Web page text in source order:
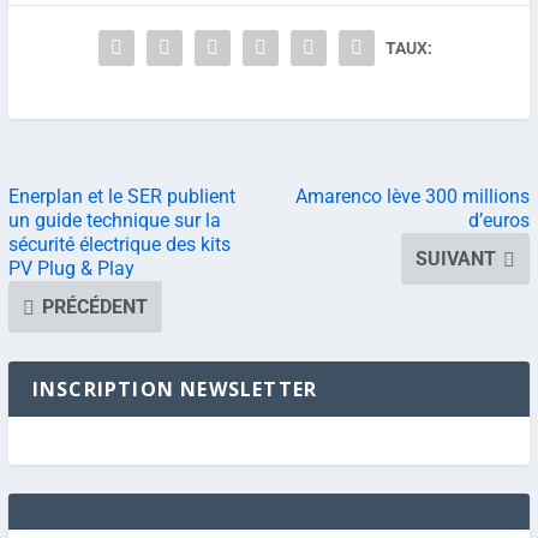
TAUX:
Enerplan et le SER publient
un guide technique sur la
sécurité électrique des kits
PV Plug & Play
PRÉCÉDENT
Amarenco lève 300 millions
d’euros
SUIVANT
INSCRIPTION NEWSLETTER